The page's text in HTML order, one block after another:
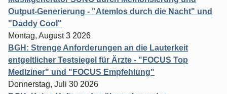
Output-Generierung - "Atemlos durch die Nacht" und
"Daddy Cool"
Montag, August 3 2026
BGH: Strenge Anforderungen an die Lauterkeit
entgeltlicher Testsiegel für Ärzte - "FOCUS Top
Mediziner" und "FOCUS Empfehlung"
Donnerstag, Juli 30 2026